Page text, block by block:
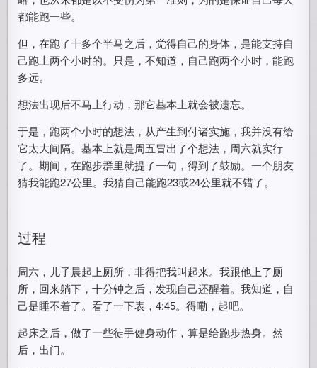
都能跑一些。
但，在跑了十多个半马之后，觉得自己的身体，是能支持自
己跑上两个小时的。只是，不知道，自己跑两个小时，能跑
多远。
想法出现后不马上行动，那它基本上就会被遗忘。
于是，跑两个小时的想法，从产生到付诸实施，我并没有给
它太大间隔。基本上就是周五冒出了个想法，周六就实行
了。期间，在跑步群里就提了一句，得到了鼓励。一个朋友
猜我能跑27公里。我猜自己能跑23或24公里就不错了。
过程
周六，儿子晨起上厕所，非得把我叫起来。我跟他上了厕
所，回来躺下，十分钟之后，发现自己还醒着。我知道，自
己是睡不着了。看了一下表，4:45。得嘞，起吧。
起床之后，做了一些徒手健身动作，算是给跑步热身。然
后，出门。